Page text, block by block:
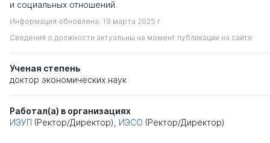
и социальных отношений.
Информация обновлена: 19 марта 2025 г.
Сведения о должности актуальны на момент публикации на сайте
Ученая степень
доктор экономических наук
Работал(а) в организациях
ИЭУП (Ректор/Директор), ИЭСО (Ректор/Директор)